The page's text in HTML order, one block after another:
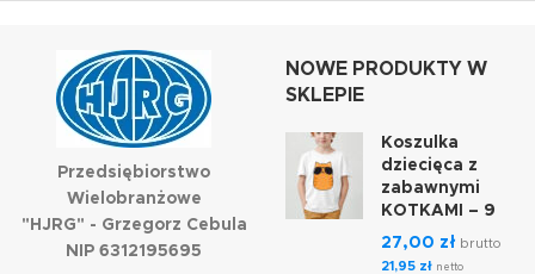
Przedsiębiorstwo
Wielobranżowe
"HJRG" - Grzegorz Cebula
NIP 6312195695
NOWE PRODUKTY W
SKLEPIE
Koszulka
dziecięca z
zabawnymi
KOTKAMI – 9
27,00 zł brutto
21,95 zł netto